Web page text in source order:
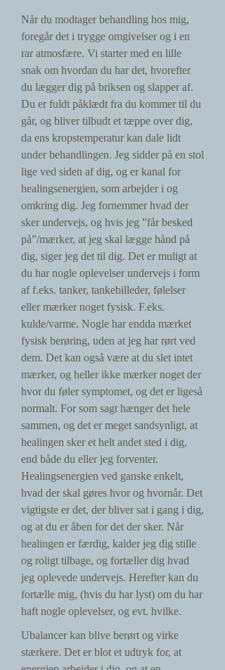
Når du modtager behandling hos mig,
foregår det i trygge omgivelser og i en
rar atmosfære. Vi starter med en lille
snak om hvordan du har det, hvorefter
du lægger dig på briksen og slapper af.
Du er fuldt påklædt fra du kommer til du
går, og bliver tilbudt et tæppe over dig,
da ens kropstemperatur kan dale lidt
under behandlingen. Jeg sidder på en stol
lige ved siden af dig, og er kanal for
healingsenergien, som arbejder i og
omkring dig. Jeg fornemmer hvad der
sker undervejs, og hvis jeg ”får besked
på”/mærker, at jeg skal lægge hånd på
dig, siger jeg det til dig. Det er muligt at
du har nogle oplevelser undervejs i form
af f.eks. tanker, tankebilleder, følelser
eller mærker noget fysisk. F.eks.
kulde/varme. Nogle har endda mærket
fysisk berøring, uden at jeg har rørt ved
dem. Det kan også være at du slet intet
mærker, og heller ikke mærker noget der
hvor du føler symptomet, og det er ligeså
normalt. For som sagt hænger det hele
sammen, og det er meget sandsynligt, at
healingen sker et helt andet sted i dig,
end både du eller jeg forventer.
Healingsenergien ved ganske enkelt,
hvad der skal gøres hvor og hvornår. Det
vigtigste er det, der bliver sat i gang i dig,
og at du er åben for det der sker. Når
healingen er færdig, kalder jeg dig stille
og roligt tilbage, og fortæller dig hvad
jeg oplevede undervejs. Herefter kan du
fortælle mig, (hvis du har lyst) om du har
haft nogle oplevelser, og evt. hvilke.
Ubalancer kan blive berørt og virke
stærkere. Det er blot et udtryk for, at